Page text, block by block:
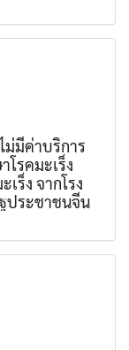
ม่มีค่าบริการ
รคมะเร็ง
ร็ง จากโรง
ประชาชนจีน